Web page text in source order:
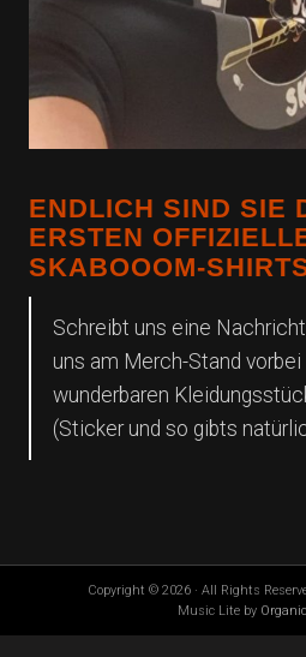
ENDLICH SIND SIE
ERSTEN
SKABOOOM-
Schreibt uns eine
uns am Merch-Stand
wunderbaren
(Sticker und so gibts
Copyright © 2026 · All Rights
Music Lite by